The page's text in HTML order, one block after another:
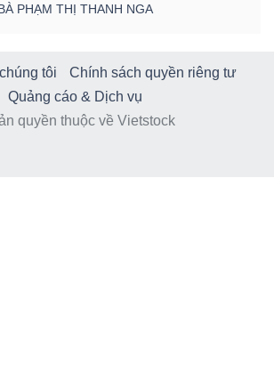
PHẠM THỊ THANH NGA
tôi
Chính sách quyền riêng tư
Quảng cáo & Dịch vụ
quyền thuộc về Vietstock